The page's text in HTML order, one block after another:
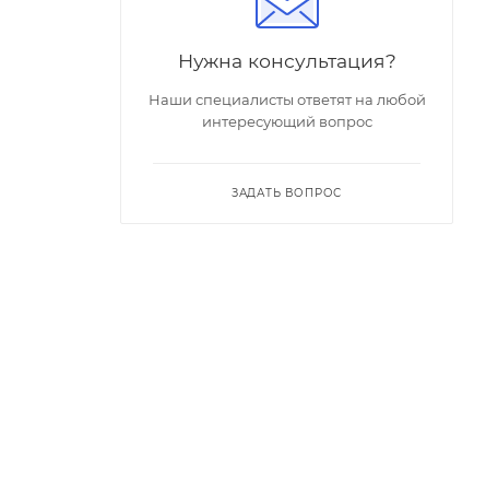
Нужна консультация?
Наши специалисты ответят на любой
интересующий вопрос
ЗАДАТЬ ВОПРОС